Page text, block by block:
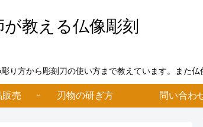
が教える仏像彫刻
方から彫刻刀の使い方まで教えています。また
販売 刃物の研ぎ方 問い合わ